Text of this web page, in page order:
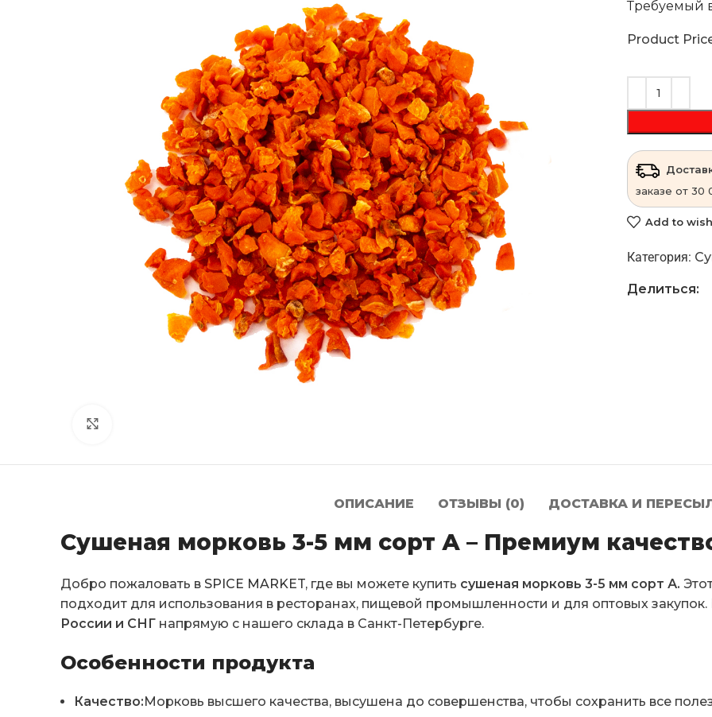
Требуемый
Product
заказе от 30
Add to
Категория:
Делиться:
ОПИСАНИЕ ОТЗЫВЫ (0) ДОСТАВКА И
Сушеная морковь 3-5 мм сорт А – Премиум качество
Добро пожаловать в SPICE MARKET, где вы можете купить сушеная морковь 3-5 мм сорт А.
подходит для использования в ресторанах, пищевой промышленности и для оптовых
России и СНГнапрямую с нашего склада в Санкт-Петербурге.
Особенности продукта
Качество:Морковь высшего качества, высушена до совершенства, чтобы сохранить все